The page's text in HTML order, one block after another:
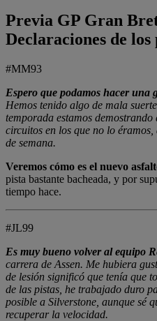
Previa GP Gran
Declaraciones de los
#MM93
Espero que podamos hacer una
Hemos tenido algo de mala
temporada estamos demostrando
circuitos en los que no lo
de semana.
Veremos cómo es el nuevo
pista bastante bacheada, y por
tiempo hace.
#JL99
Es muy bueno volver al equipo
carrera de Assen. Me hubiera
de lesión significó que tenía que
de las pistas, he trabajado duro
posible a Silverstone, aunque sé
recuperar la velocidad.